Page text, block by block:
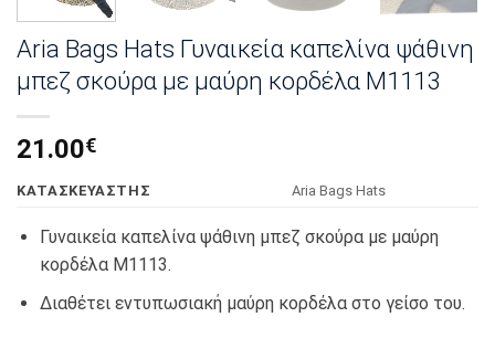
Aria Bags Hats Γυναικεία καπελίνα ψάθινη
μπεζ σκούρα με μαύρη κορδέλα M1113
21.00€
KΑΤΑΣΚΕΥΑΣΤΗΣ Αria Bags Hats
Γυναικεία καπελίνα ψάθινη μπεζ σκούρα με μαύρη
κορδέλα M1113.
Διαθέτει εντυπωσιακή μαύρη κορδέλα στο γείσο του.